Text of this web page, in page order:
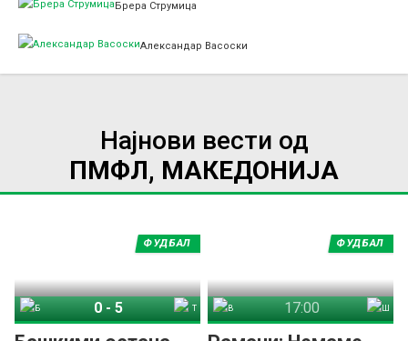
Брера Струмица
Александар Васоски
Најнови вести од
ПМФЛ, МАКЕДОНИЈА
ФУДБАЛ
0- 5
ФУДБАЛ
17:00